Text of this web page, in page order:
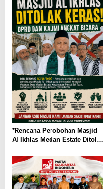
*Rencana Perobohan Masjid
Al Ikhlas Medan Estate Ditolak
Angkat Bicara*